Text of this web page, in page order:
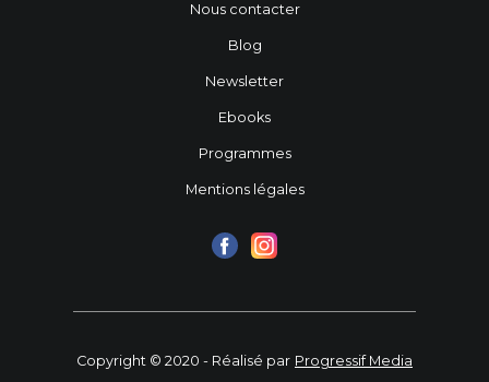
Nous contacter
Blog
Newsletter
Ebooks
Programmes
Mentions légales
Copyright © 2020 - Réalisé par Progressif Media